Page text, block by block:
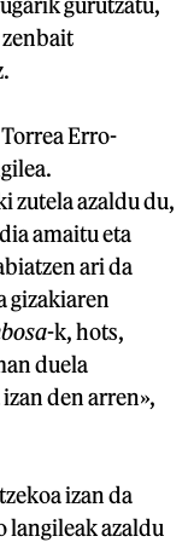
zenbait
Erro-
zutela azaldu du,
amaitu eta
ari da
gizakiaren
-k, hots,
duela
den arren»,
izan da
langileak azaldu